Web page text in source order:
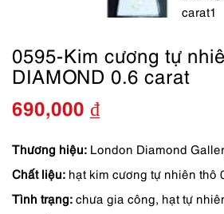
0595-Kim cương tự
DIAMOND 0.6 carat
690,000 ₫
Thương hiệu: London Diamond
Chất liệu: hạt kim cương tự nhiên thô
Tình trạng: chưa gia công, hạt tự